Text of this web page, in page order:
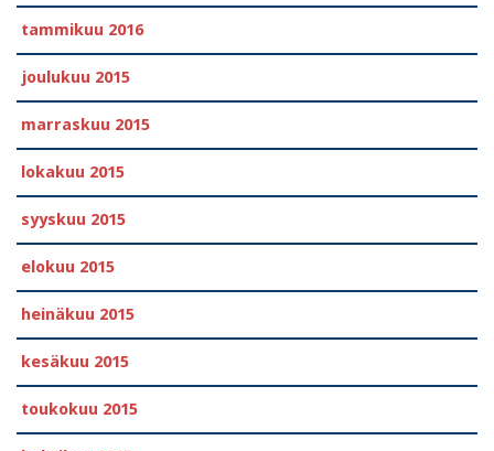
tammikuu 2016
joulukuu 2015
marraskuu 2015
lokakuu 2015
syyskuu 2015
elokuu 2015
heinäkuu 2015
kesäkuu 2015
toukokuu 2015